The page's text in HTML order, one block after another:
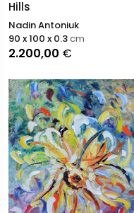
Hills
Nadin Antoniuk
2.200,00 €
90 x 100 x 0.3cm